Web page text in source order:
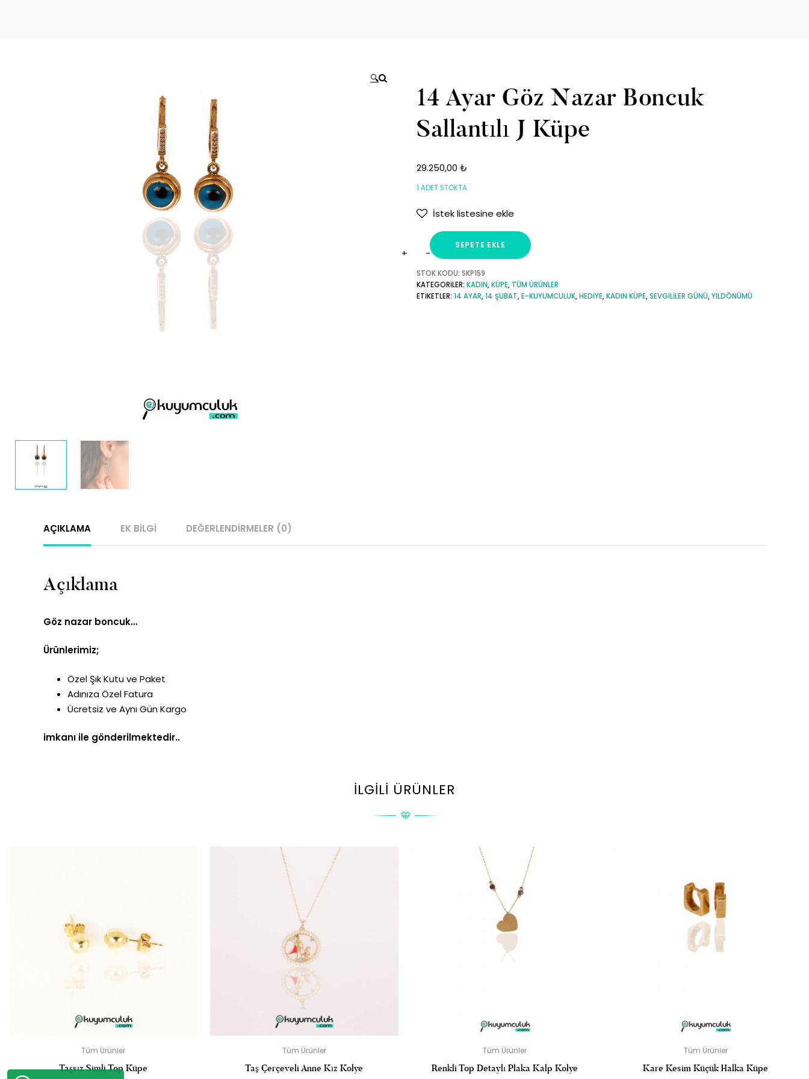
🔍
14 Ayar Göz Nazar Boncuk
Sallantılı J Küpe
29.250,00 ₺
1 ADET STOKTA
İstek listesine ekle
Ayar
Göz
SEPETE EKLE
STOK KODU: SKP159
KATEGORILER: KADIN,KÜPE, TÜM ÜRÜNLER
ETIKETLER: 14 AYAR,14 ŞUBAT,E-KUYUMCULUK,HEDIYE,KADIN KÜPE,SEVGILILER GÜNÜ,YILDÖNÜMÜ
AÇIKLAMA EK BILGI DEĞERLENDIRMELER (0)
Açıklama
Göz nazar boncuk…
Ürünlerimiz;
Özel Şık Kutu ve Paket
Adınıza Özel Fatura
Ücretsiz ve Aynı Gün Kargo
imkanı ile gönderilmektedir..
İLGILI ÜRÜNLER
Tüm Ürünler
Taşsız Simli Top Küpe
Tüm Ürünler
Taş Çerçeveli Anne Kız Kolye
Tüm Ürünler
Renkli Top Detaylı Plaka Kalp Kolye
Tüm Ürünler
Kare Kesim Küçük Halka Küpe
“14 AYAR GÖZ NAZAR BONCUK SALLANTILI J KÜPE” IÇIN YORUM YAPAN ILK KIŞI SIZ OLUN
E-posta adresiniz yayınlanmayacak. ile işaretlenmişlerdir